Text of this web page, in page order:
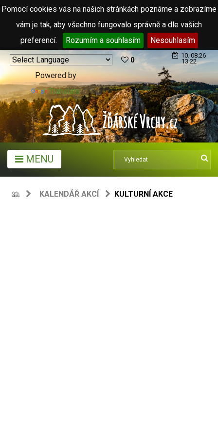
Pomocí cookies vás na našich stránkách poznáme a zobrazíme
vám je tak, aby všechno fungovalo správně a dle vašich
preferencí.
Rozumím a souhlasím Nesouhlasím
Powered by
Translate
0
10. 08.26
13:22
MENU
KALENDÁŘ AKCÍ KULTURNÍ AKCE